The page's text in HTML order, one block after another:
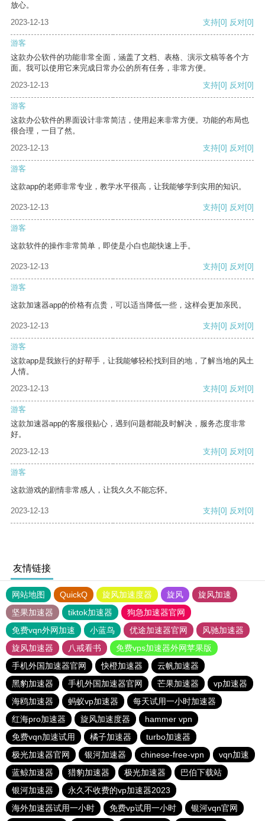
放心。
2023-12-13
支持[0] 反对[0]
游客
这款办公软件的功能非常全面，涵盖了文档、表格、演示文稿等各个方
面。我可以使用它来完成日常办公的所有任务，非常方便。
2023-12-13
支持[0] 反对[0]
游客
这款办公软件的界面设计非常简洁，使用起来非常方便。功能的布局也
很合理，一目了然。
2023-12-13
支持[0] 反对[0]
游客
这款app的老师非常专业，教学水平很高，让我能够学到实用的知识。
2023-12-13 支持[0] 反对[0]
游客
这款软件的操作非常简单，即使是小白也能快速上手。
2023-12-13 支持[0] 反对[0]
游客
这款加速器app的价格有点贵，可以适当降低一些，这样会更加亲民。
2023-12-13 支持[0] 反对[0]
游客
这款app是我旅行的好帮手，让我能够轻松找到目的地，了解当地的风土
人情。
2023-12-13
支持[0] 反对[0]
游客
这款加速器app的客服很贴心，遇到问题都能及时解决，服务态度非常
好。
2023-12-13
支持[0] 反对[0]
游客
这款游戏的剧情非常感人，让我久久不能忘怀。
2023-12-13 支持[0] 反对[0]
友情链接
网站地图 QuickQ 旋风加速度器 旋风
旋风加速
坚果加速器
tiktok加速器
狗急加速器官网
免费vqn外网加速
小蓝鸟 优途加速器官网
风驰加速器
旋风加速器
八戒看书
免费vps加速器外网苹果版
手机外国加速器官网
快橙加速器
云帆加速器
黑豹加速器
手机外国加速器官网 芒果加速器
vp加速器
海鸥加速器
蚂蚁vp加速器
每天试用一小时加速器
红海pro加速器
旋风加速度器
hammer vpn
免费vqn加速试用
橘子加速器
turbo加速器
极光加速器官网
银河加速器 chinese-free-vpn
vqn加速
蓝鲸加速器
猎豹加速器 极光加速器
巴伯下载站
银河加速器
永久不收费的vp加速器2023
海外加速器试用一小时
免费vp试用一小时 银河vqn官网